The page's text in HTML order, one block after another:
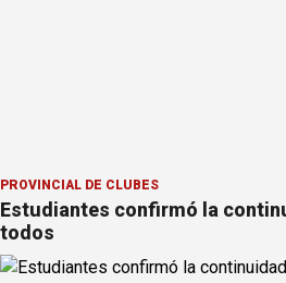
PROVINCIAL DE CLUBES
Estudiantes confirmó la
todos